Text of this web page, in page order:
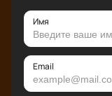
Имя
Email